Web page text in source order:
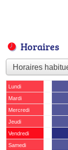
Horaires
Lundi
Mardi
Mercredi
Jeudi
Vendredi
Samedi